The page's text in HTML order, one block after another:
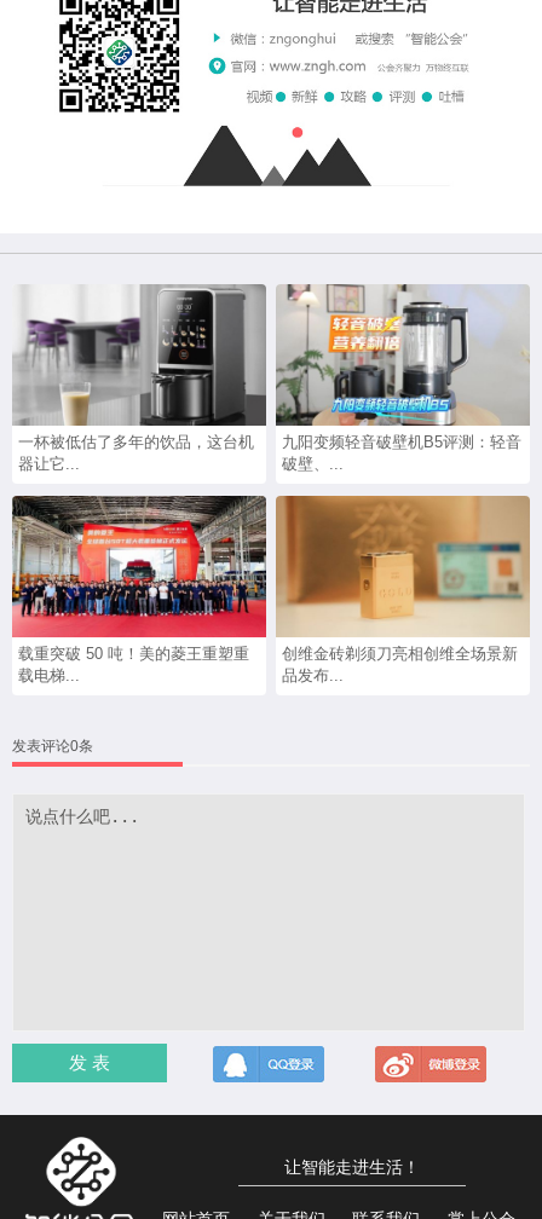
一杯被低估了多年的饮品，这台机
器让它...
九阳变频轻音破壁机B5评测：轻音
破壁、...
载重突破 50 吨！美的菱王重塑重
载电梯...
创维金砖剃须刀亮相创维全场景新
品发布...
发表评论0条
发 表
让智能走进生活！